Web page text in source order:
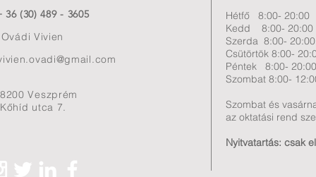
8200 Veszprém
Kőhíd utca 7.
36 (30) 489 - 3605
Ovádi Vivien
Hétfő 8:00- 20:00
Kedd 8:00- 20:00
Szerda 8:00- 20:00
Csütörtök 8:00-
Péntek 8:00- 20:00
Szombat 8:00-
Szombat és
az oktatási rend
Nyitvatartás: csak